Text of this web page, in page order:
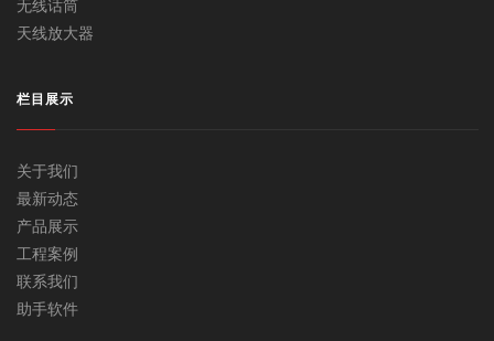
无线话筒
天线放大器
栏目展示
关于我们
最新动态
产品展示
工程案例
联系我们
助手软件